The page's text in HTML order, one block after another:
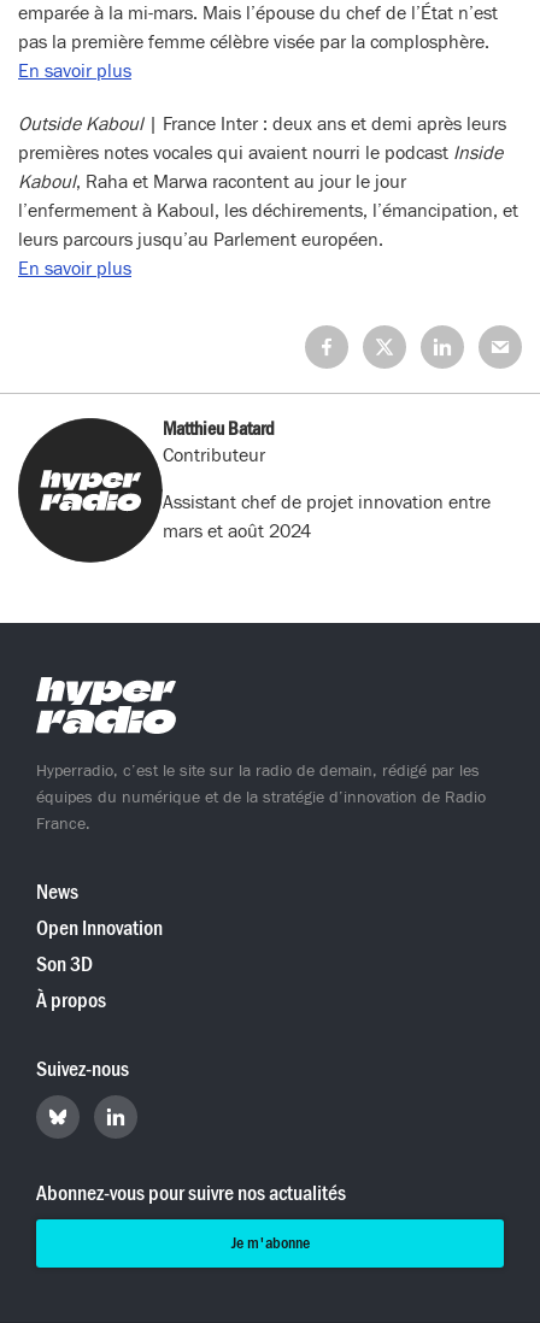
emparée à la mi-mars. Mais l’épouse du chef de l’État n’est
pas la première femme célèbre visée par la complosphère.
En savoir plus
Outside Kaboul| France Inter : deux ans et demi après leurs
premières notes vocales qui avaient nourri le podcast Inside
Kaboul, Raha et Marwa racontent au jour le jour
l’enfermement à Kaboul, les déchirements, l’émancipation, et
leurs parcours jusqu’au Parlement européen.
En savoir plus
Partagez
sur
Facebook
Partagez
sur
X
Partagez
sur
LinkedIn
sur
Mail
Matthieu Batard
Contributeur
Assistant chef de projet innovation entre
mars et août 2024
Hyperradio, c’est le site sur la radio de demain, rédigé par les
équipes du numérique et de la stratégie d’innovation de Radio
France.
News
Open Innovation
Son 3D
À propos
Suivez-nous
Retrouvez
Hyperradio
Bluesky
Retrouvez
Hyperradio
LinkedIn
Abonnez-vous pour suivre nos actualités
Je m'abonne